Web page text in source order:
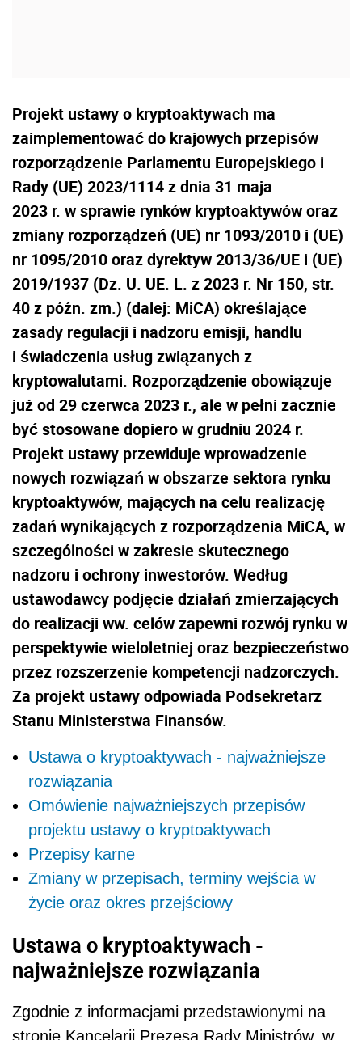
Projekt ustawy o kryptoaktywach ma
zaimplementować do krajowych przepisów
rozporządzenie Parlamentu Europejskiego i
Rady (UE) 2023/1114 z dnia 31 maja
2023 r. w sprawie rynków kryptoaktywów oraz
zmiany rozporządzeń (UE) nr 1093/2010 i (UE)
nr 1095/2010 oraz dyrektyw 2013/36/UE i (UE)
2019/1937 (Dz. U. UE. L. z 2023 r. Nr 150, str.
40 z późn. zm.) (dalej: MiCA) określające
zasady regulacji i nadzoru emisji, handlu
i świadczenia usług związanych z
kryptowalutami. Rozporządzenie obowiązuje
już od 29 czerwca 2023 r., ale w pełni zacznie
być stosowane dopiero w grudniu 2024 r.
Projekt ustawy przewiduje wprowadzenie
nowych rozwiązań w obszarze sektora rynku
kryptoaktywów, mających na celu realizację
zadań wynikających z rozporządzenia MiCA, w
szczególności w zakresie skutecznego
nadzoru i ochrony inwestorów. Według
ustawodawcy podjęcie działań zmierzających
do realizacji ww. celów zapewni rozwój rynku w
perspektywie wieloletniej oraz bezpieczeństwo
przez rozszerzenie kompetencji nadzorczych.
Za projekt ustawy odpowiada Podsekretarz
Stanu Ministerstwa Finansów.
Ustawa o kryptoaktywach - najważniejsze
rozwiązania
Omówienie najważniejszych przepisów
projektu ustawy o kryptoaktywach
Przepisy karne
Zmiany w przepisach, terminy wejścia w
życie oraz okres przejściowy
Ustawa o kryptoaktywach -
najważniejsze rozwiązania
Zgodnie z informacjami przedstawionymi na
stronie Kancelarii Prezesa Rady Ministrów, w